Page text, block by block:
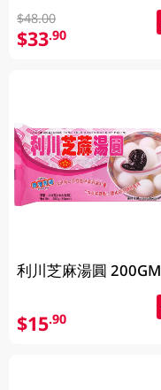
$48.00
$33.90
利川芝麻湯圓 200GM
$15.90